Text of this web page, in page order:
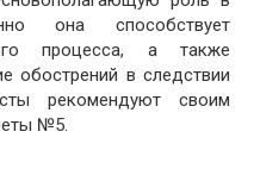
она способствует
процесса, а также
обострений в следствии
рекомендуют своим
№5.